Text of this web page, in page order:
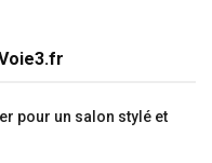
pour un salon stylé et